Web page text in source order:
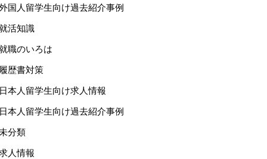
国人留学生向け過去紹介事例
活知識
職のいろは
歴書対策
本人留学生向け求人情報
本人留学生向け過去紹介事例
分類
人情報